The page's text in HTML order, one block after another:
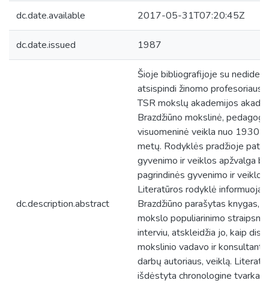
dc.date.available 2017-05-31T07:20:45Z
dc.date.issued 1987
dc.description.abstract
Šioje bibliografijoje su
atsispindi žinomo profesoriaus,
TSR mokslų akademijos
Brazdžiūno mokslinė,
visuomeninė veikla nuo 1930
metų. Rodyklės pradžioje
gyvenimo ir veiklos apžvalga
pagrindinės gyvenimo ir
Literatūros rodyklė informuoja
Brazdžiūno parašytas knygas,
mokslo populiarinimo
interviu, atskleidžia jo, kaip
mokslinio vadavo ir
darbų autoriaus, veiklą.
išdėstyta chronologine tvarka.